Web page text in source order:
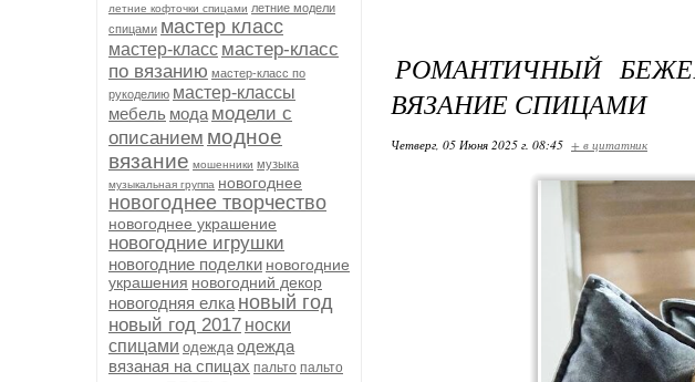
летние кофточки спицами летние модели
спицами мастер класс
мастер-класс мастер-класс
по вязанию мастер-класс по
рукоделию мастер-классы
мебель мода модели с
описанием модное
вязание мошенники музыка
музыкальная группа новогоднее
новогоднее творчество
новогоднее украшение
новогодние игрушки
новогодние поделки новогодние
украшения новогодний декор
новогодняя елка новый год
новый год 2017 носки
спицами одежда одежда
вязаная на спицах пальто пальто
РОМАНТИЧНЫЙ
ВЯЗАНИЕ СПИЦАМИ
Четверг, 05 Июня 2025 г. 08:45 + в цитатник